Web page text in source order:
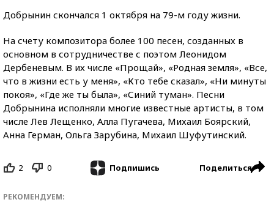
Добрынин скончался 1 октября на 79-м году жизни.
На счету композитора более 100 песен, созданных в
основном в сотрудничестве с поэтом Леонидом
Дербеневым. В их числе «Прощай», «Родная земля», «Все,
что в жизни есть у меня», «Кто тебе сказал», «Ни минуты
покоя», «Где же ты была», «Синий туман». Песни
Добрынина исполняли многие известные артисты, в том
числе Лев Лещенко, Алла Пугачева, Михаил Боярский,
Анна Герман, Ольга Зарубина, Михаил Шуфутинский.
2 0 Подпишись Поделиться
РЕКОМЕНДУЕМ: